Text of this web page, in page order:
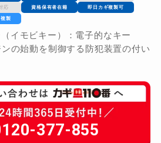
応 資格保有者在籍 即日カギ複製可
製
イモビキー）：電子的なキー
ンの始動を制御する防犯装置の付い
377-855